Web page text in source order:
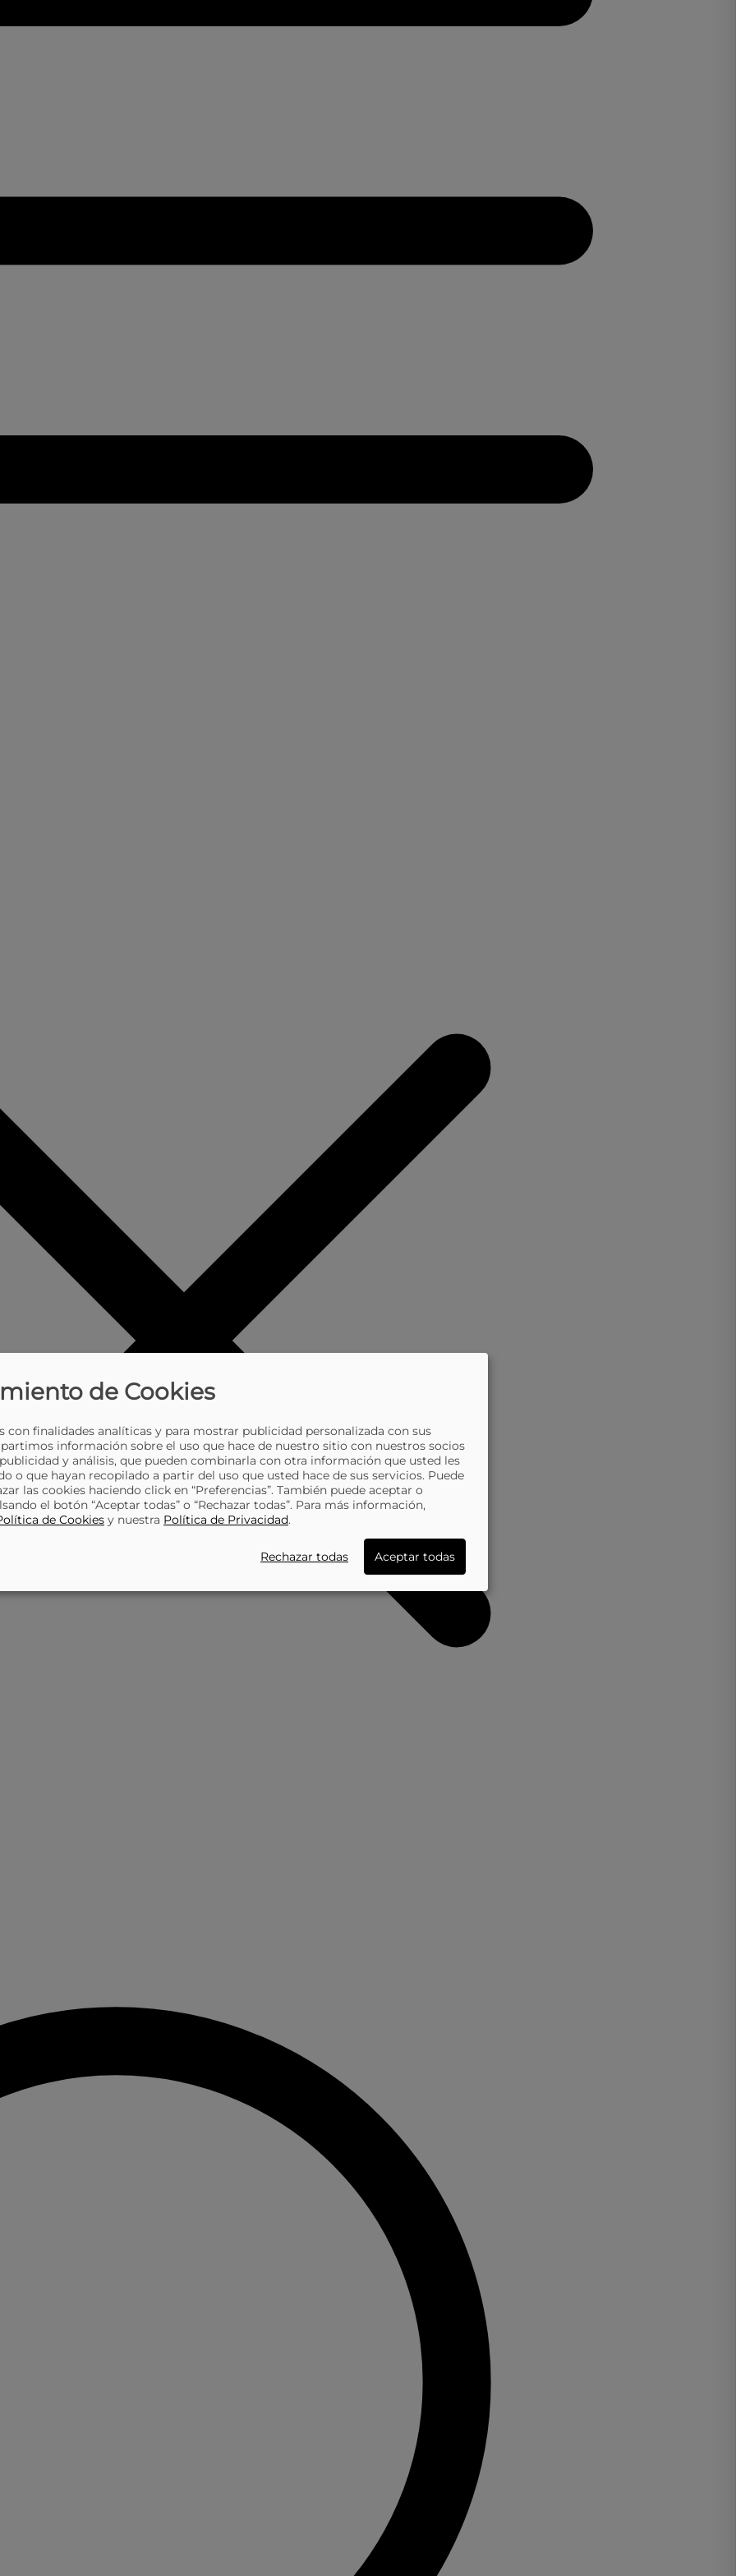
de Cookies
con finalidades analíticas y para mostrar publicidad personalizada con sus
información sobre el uso que hace de nuestro sitio con nuestros socios
y análisis, que pueden combinarla con otra información que usted les
o que hayan recopilado a partir del uso que usted hace de sus servicios. Puede
las cookies haciendo click en “Preferencias”. También puede aceptar o
el botón “Aceptar todas” o “Rechazar todas”. Para más información,
de Cookies y nuestra Política de Privacidad.
Rechazar todas Aceptar todas